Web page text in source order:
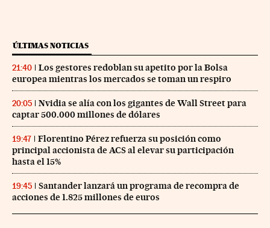
ÚLTIMAS NOTICIAS
21:40
Los gestores redoblan su apetito por la Bolsa
europea mientras los mercados se toman un respiro
20:05
Nvidia se alía con los gigantes de Wall Street para
captar 500.000 millones de dólares
19:47
Florentino Pérez refuerza su posición como
principal accionista de ACS al elevar su participación
hasta el 15%
19:45
Santander lanzará un programa de recompra de
acciones de 1.825 millones de euros